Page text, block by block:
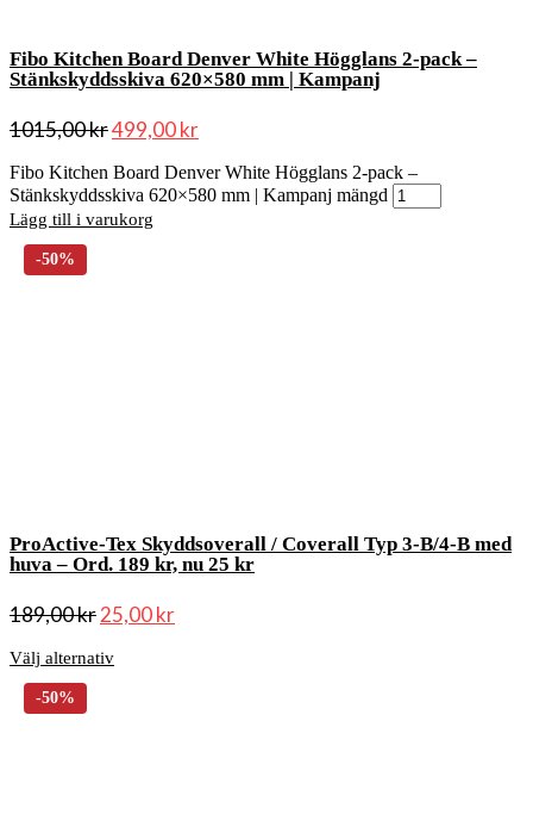
Fibo Kitchen Board Denver White Högglans 2-pack –
Stänkskyddsskiva 620×580 mm | Kampanj
1015,00kr499,00kr
Fibo Kitchen Board Denver White Högglans 2-pack –
Stänkskyddsskiva 620×580 mm | Kampanj mängd
Lägg till i varukorg
ProActive-Tex Skyddsoverall / Coverall Typ 3-B/4-B med
huva – Ord. 189 kr, nu 25 kr
189,00kr25,00kr
Välj alternativ